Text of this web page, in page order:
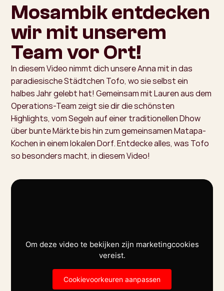
Mosambik entdecken
wir mit unserem
Team vor Ort!
In diesem Video nimmt dich unsere Anna mit in das
paradiesische Städtchen Tofo, wo sie selbst ein
halbes Jahr gelebt hat! Gemeinsam mit Lauren aus dem
Operations-Team zeigt sie dir die schönsten
Highlights, vom Segeln auf einer traditionellen Dhow
über bunte Märkte bis hin zum gemeinsamen Matapa-
Kochen in einem lokalen Dorf. Entdecke alles, was Tofo
so besonders macht, in diesem Video!
Om deze video te bekijken zijn marketingcookies
vereist.
Cookievoorkeuren aanpassen